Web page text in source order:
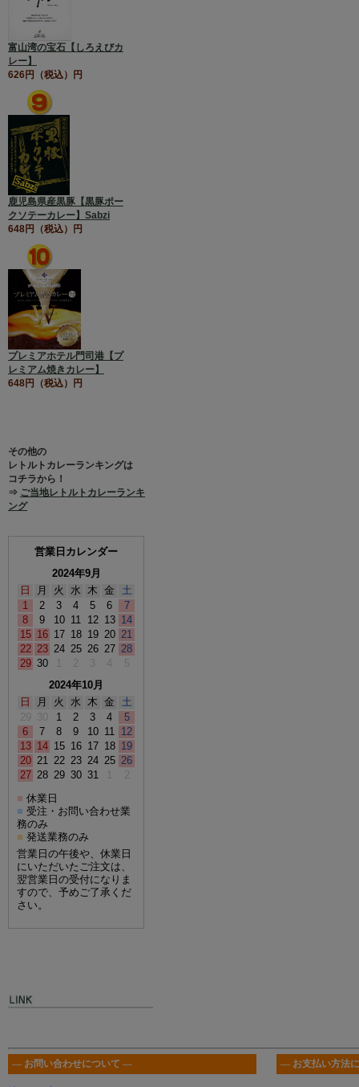
富山湾の宝石【しろえびカ
レー】
626円（税込）円
鹿児島県産黒豚【黒豚ポー
クソテーカレー】Sabzi
648円（税込）円
プレミアホテル門司港【プ
レミアム焼きカレー】
648円（税込）円
その他の
レトルトカレーランキングは
コチラから！
⇒ ご当地レトルトカレーランキ
ング
営業日カレンダー
2024年9月
日
月 火 水 木 金
土
1
2 3 4 5 6
7
8
9 10 11 12 13 14
15 16 17 18 19 20 21
22 23 24 25 26 27 28
29 30 1 2 3
5
2024年10月
日
月 火 水 木 金
土
29
30 1 2 3 4
5
6
7 8 9 10 11 12
13 14 15 16 17 18 19
20 21 22 23 24 25 26
27 28 29 30 31 1 2
■ 休業日
■ 受注・お問い合わせ業
務のみ
■ 発送業務のみ
営業日の午後や、休業日
にいただいたご注文は、
翌営業日の受付になりま
すので、予めご了承くだ
さい。
― お問い合わせについて ― ― お支払い方法